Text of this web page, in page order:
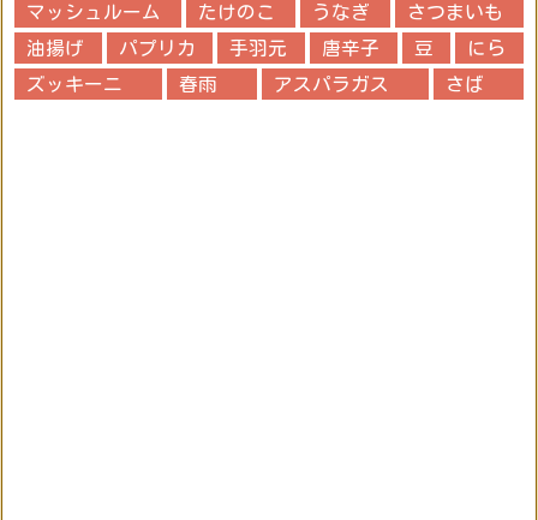
マッシュルーム
たけのこ うなぎ
さつまいも
油揚げ
パプリカ 手羽元 唐辛子 豆
にら
ズッキーニ
春雨 アスパラガス さば